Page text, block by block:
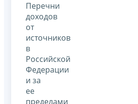
Перечни
доходов
от
источников
в
Российской
Федерации
и за
ее
пределами